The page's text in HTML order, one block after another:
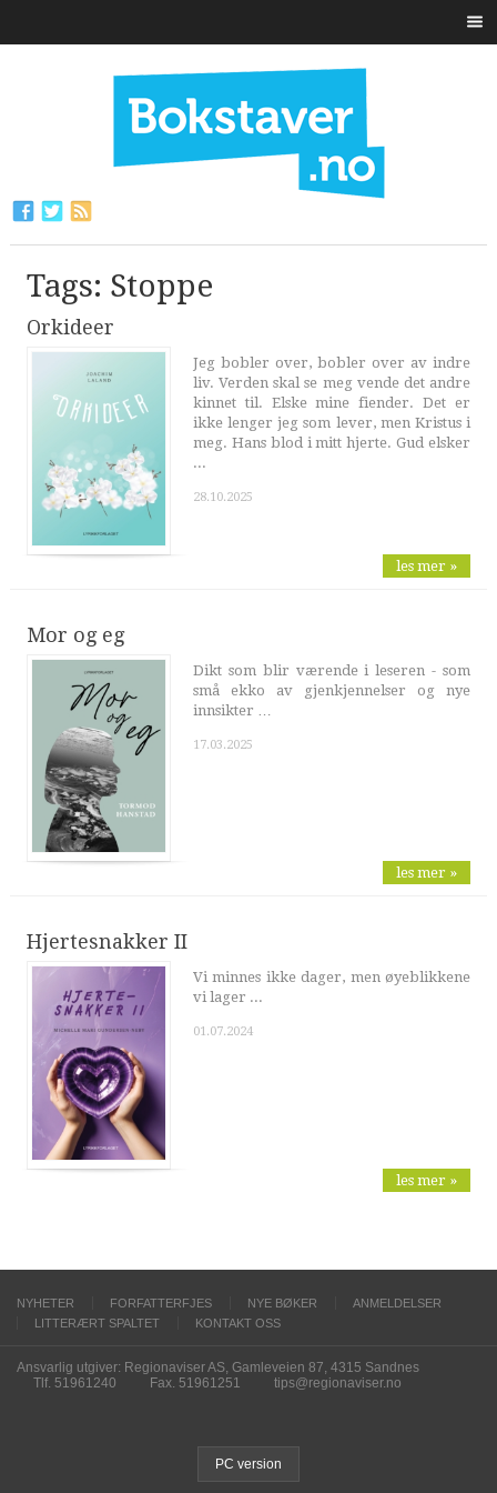
Tags: Stoppe
Orkideer
Jeg bobler over, bobler over av indre
liv. Verden skal se meg vende det andre
kinnet til. Elske mine fiender. Det er
ikke lenger jeg som lever, men Kristus i
meg. Hans blod i mitt hjerte. Gud elsker
...
28.10.2025
les mer »
Mor og eg
Dikt som blir værende i leseren - som
små ekko av gjenkjennelser og nye
innsikter …
17.03.2025
les mer »
Hjertesnakker II
Vi minnes ikke dager, men øyeblikkene
vi lager ...
01.07.2024
les mer »
NYHETER FORFATTERFJES NYE BØKER
ANMELDELSER
LITTERÆRT SPALTET
KONTAKT OSS
Ansvarlig utgiver: Regionaviser AS, Gamleveien 87, 4315 Sandnes
Tlf. 51961240
Fax. 51961251 tips@regionaviser.no
PC version